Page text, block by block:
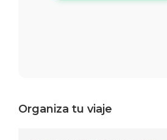
Barra
Organiza tu viaje